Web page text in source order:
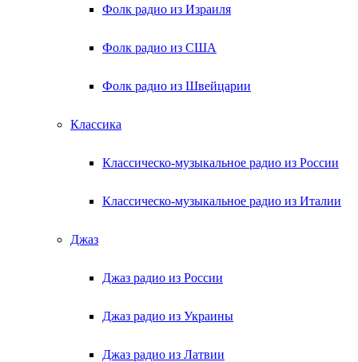
Фолк радио из Израиля
Фолк радио из США
Фолк радио из Швейцарии
Классика
Классическо-музыкальное радио из России
Классическо-музыкальное радио из Италии
Джаз
Джаз радио из России
Джаз радио из Украины
Джаз радио из Латвии